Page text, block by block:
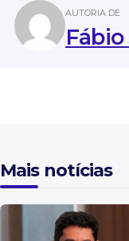
AUTORIA DE
Fábio
Mais notícias